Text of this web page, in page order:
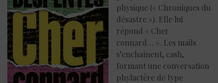
physique (« Chroniques du
désastre »). Elle lui
répond « Cher
connard… ». Les mails
s’enchaînent, cash,
formant une conversation
phylactère de type